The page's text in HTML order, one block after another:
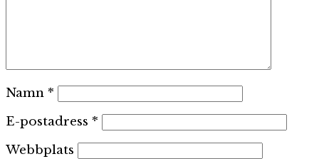
Namn *
E-postadress *
Webbplats